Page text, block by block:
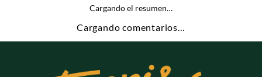
Cargando el resumen…
Cargando comentarios…